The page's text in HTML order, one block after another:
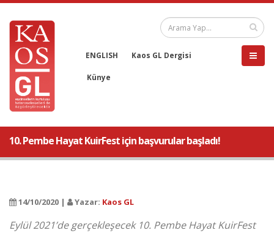
ENGLISH Kaos GL Dergisi
Künye
10. Pembe Hayat KuirFest için başvurular başladı!
14/10/2020 | Yazar: Kaos GL
Eylül 2021’de gerçekleşecek 10. Pembe Hayat KuirFest